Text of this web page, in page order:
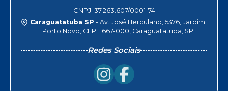
CNPJ: 37.263.607/0001-74
Caraguatatuba SP - Av. José Herculano, 5376, Jardim
Porto Novo, CEP 11667-000, Caraguatatuba, SP
Redes Sociais